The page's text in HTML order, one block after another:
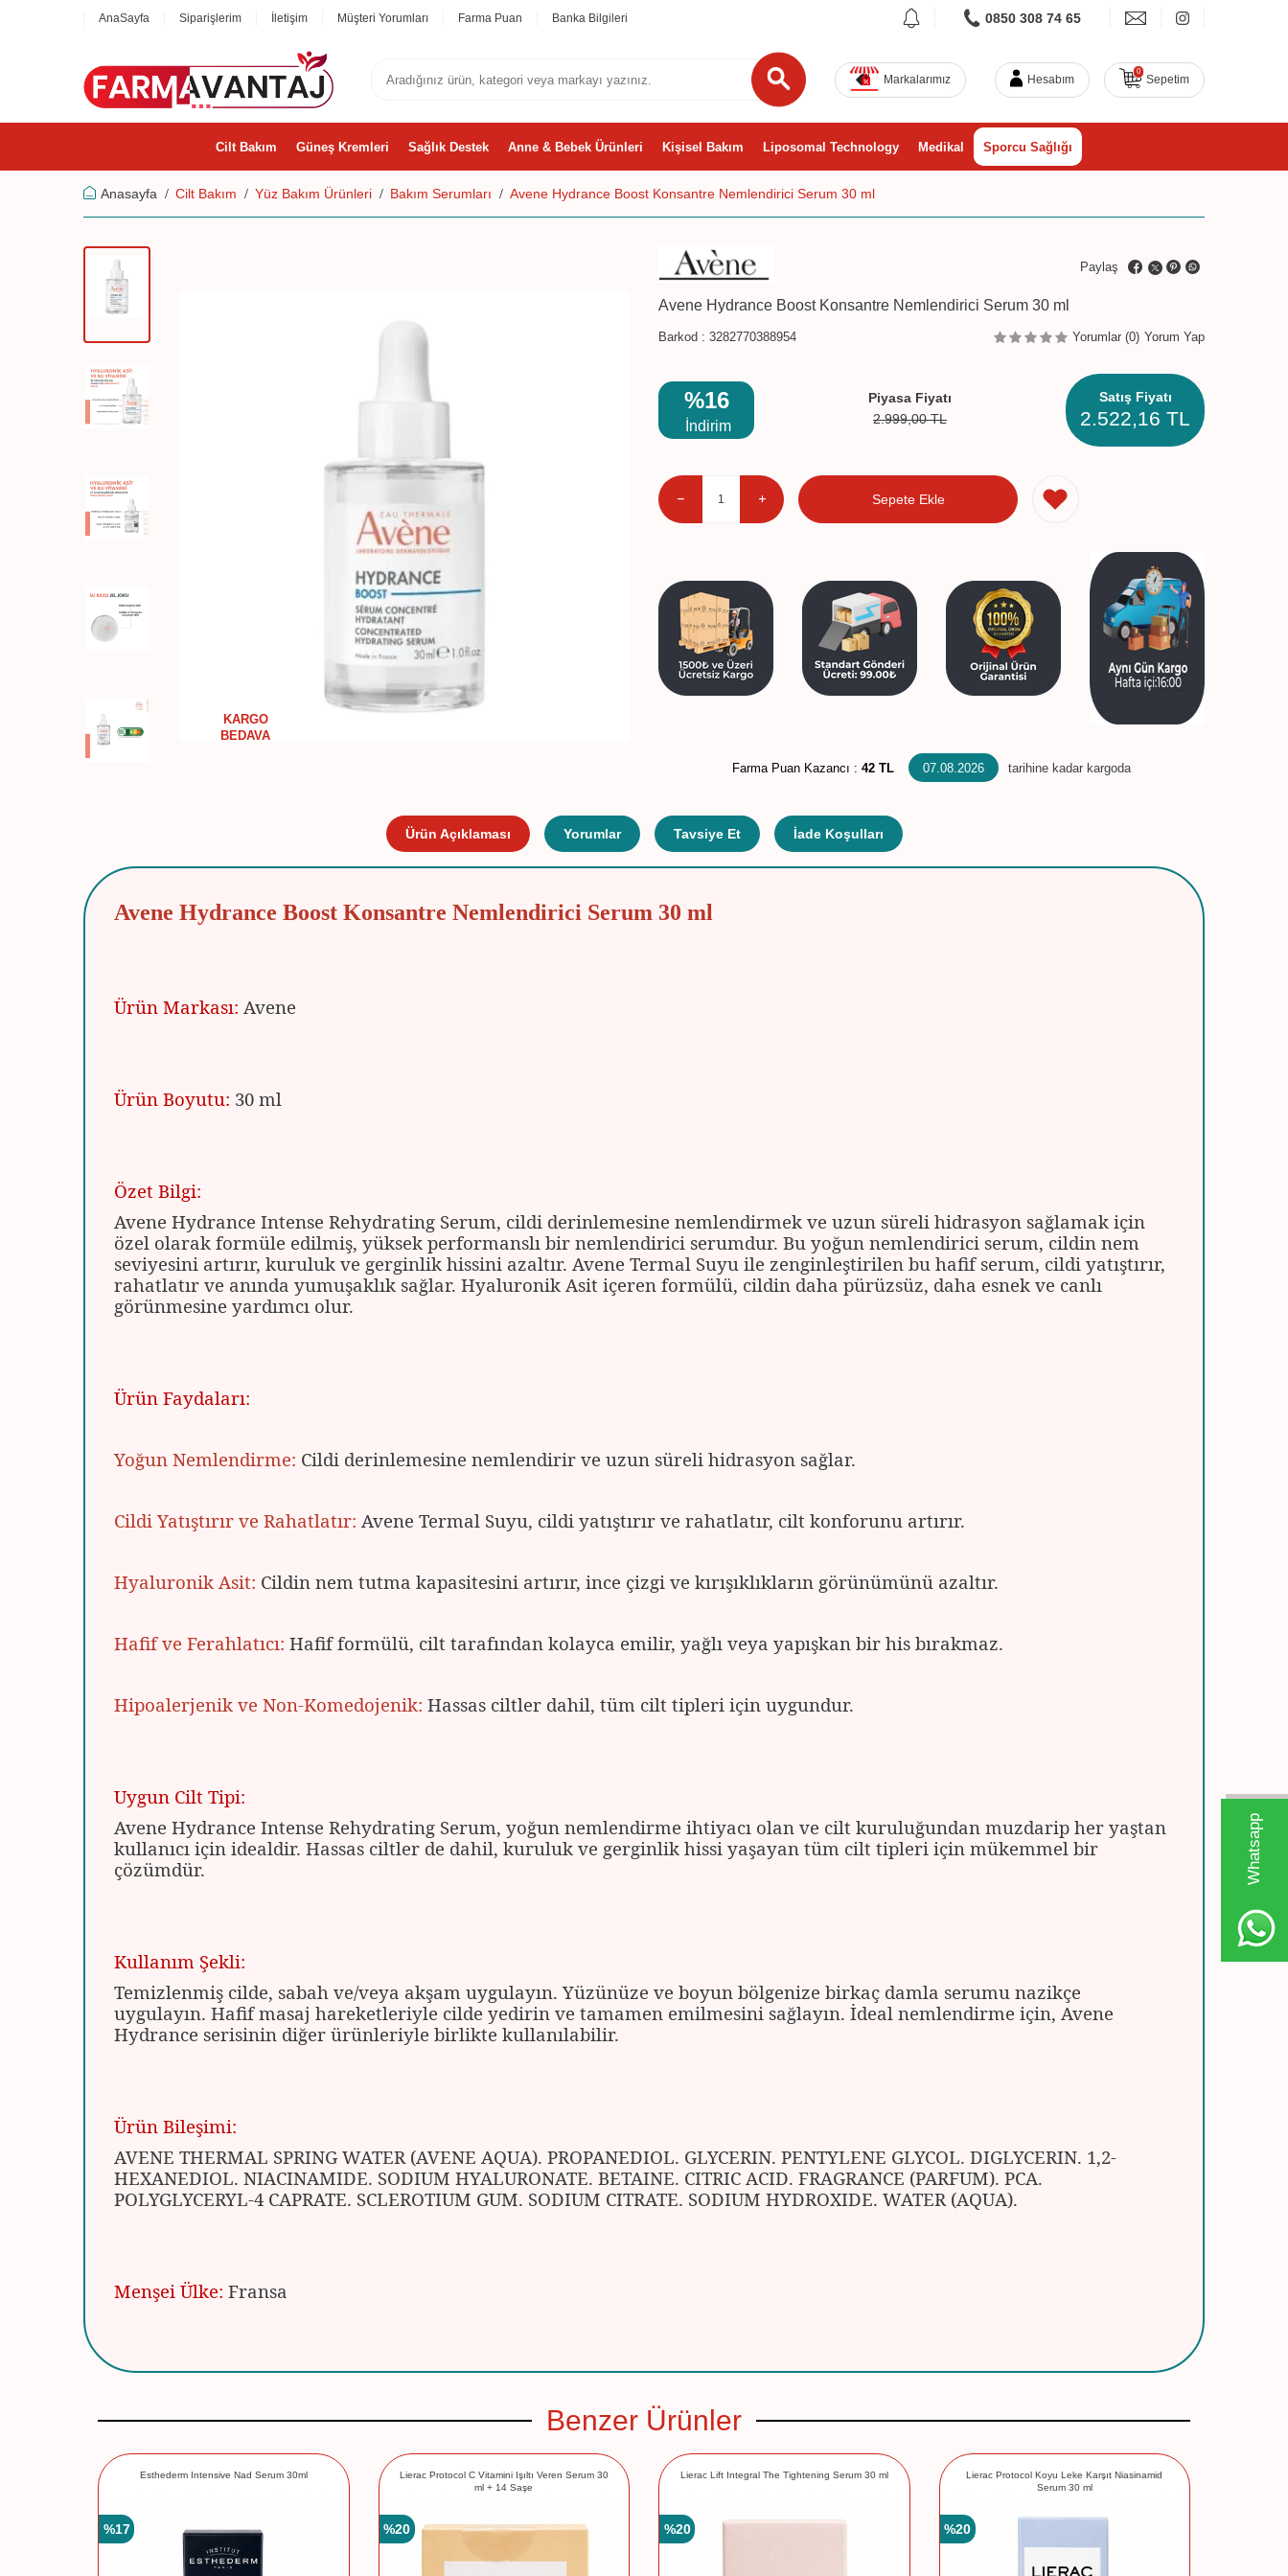
W
h
t
s
a
p
p
D
e
s
e
H
a
t
t
AnaSayfa Siparişlerim İletişim Müşteri Yorumları Farma Puan Banka Bilgileri 0850 308 74 65
Markalarımız Hesabım
0
Sepetim
Cilt Bakım Güneş Kremleri Sağlık Destek Anne & Bebek Ürünleri Kişisel Bakım Liposomal Technology Medikal Sporcu Sağlığı
Anasayfa Cilt Bakım Yüz Bakım Ürünleri Bakım Serumları Avene Hydrance Boost Konsantre Nemlendirici Serum 30 ml
KARGO
BEDAVA
Paylaş
Avene Hydrance Boost Konsantre Nemlendirici Serum 30 ml
Barkod : 3282770388954 Yorumlar (0) Yorum Yap
%16
İndirim
Piyasa Fiyatı
2.999,00TL
Satış Fiyatı
2.522,16 TL
Sepete Ekle
Farma Puan Kazancı : 42 TL 07.08.2026 tarihine kadar kargoda
Ürün Açıklaması Yorumlar Tavsiye Et İade Koşulları
Avene Hydrance Boost Konsantre Nemlendirici Serum 30 ml
Ürün Markası: Avene
Ürün Boyutu: 30 ml
Özet Bilgi:
Avene Hydrance Intense Rehydrating Serum, cildi derinlemesine nemlendirmek ve uzun süreli hidrasyon sağlamak için
özel olarak formüle edilmiş, yüksek performanslı bir nemlendirici serumdur. Bu yoğun nemlendirici serum, cildin nem
seviyesini artırır, kuruluk ve gerginlik hissini azaltır. Avene Termal Suyu ile zenginleştirilen bu hafif serum, cildi yatıştırır,
rahatlatır ve anında yumuşaklık sağlar. Hyaluronik Asit içeren formülü, cildin daha pürüzsüz, daha esnek ve canlı
görünmesine yardımcı olur.
Ürün Faydaları:
Yoğun Nemlendirme: Cildi derinlemesine nemlendirir ve uzun süreli hidrasyon sağlar.
Cildi Yatıştırır ve Rahatlatır: Avene Termal Suyu, cildi yatıştırır ve rahatlatır, cilt konforunu artırır.
Hyaluronik Asit: Cildin nem tutma kapasitesini artırır, ince çizgi ve kırışıklıkların görünümünü azaltır.
Hafif ve Ferahlatıcı: Hafif formülü, cilt tarafından kolayca emilir, yağlı veya yapışkan bir his bırakmaz.
Hipoalerjenik ve Non-Komedojenik: Hassas ciltler dahil, tüm cilt tipleri için uygundur.
Uygun Cilt Tipi:
Avene Hydrance Intense Rehydrating Serum, yoğun nemlendirme ihtiyacı olan ve cilt kuruluğundan muzdarip her yaştan
kullanıcı için idealdir. Hassas ciltler de dahil, kuruluk ve gerginlik hissi yaşayan tüm cilt tipleri için mükemmel bir
çözümdür.
Kullanım Şekli:
Temizlenmiş cilde, sabah ve/veya akşam uygulayın. Yüzünüze ve boyun bölgenize birkaç damla serumu nazikçe
uygulayın. Hafif masaj hareketleriyle cilde yedirin ve tamamen emilmesini sağlayın. İdeal nemlendirme için, Avene
Hydrance serisinin diğer ürünleriyle birlikte kullanılabilir.
Ürün Bileşimi:
AVENE THERMAL SPRING WATER (AVENE AQUA). PROPANEDIOL. GLYCERIN. PENTYLENE GLYCOL. DIGLYCERIN. 1,2-
HEXANEDIOL. NIACINAMIDE. SODIUM HYALURONATE. BETAINE. CITRIC ACID. FRAGRANCE (PARFUM). PCA.
POLYGLYCERYL-4 CAPRATE. SCLEROTIUM GUM. SODIUM CITRATE. SODIUM HYDROXIDE. WATER (AQUA).
Menşei Ülke: Fransa
Benzer Ürünler
Esthederm Intensive Nad Serum 30ml
%17
Lierac Protocol C Vitamini Işıltı Veren Serum 30
ml + 14 Saşe
%20
Lierac Lift Integral The Tightening Serum 30 ml
%20
Lierac Protocol Koyu Leke Karşıt Niasinamid
Serum 30 ml
%20